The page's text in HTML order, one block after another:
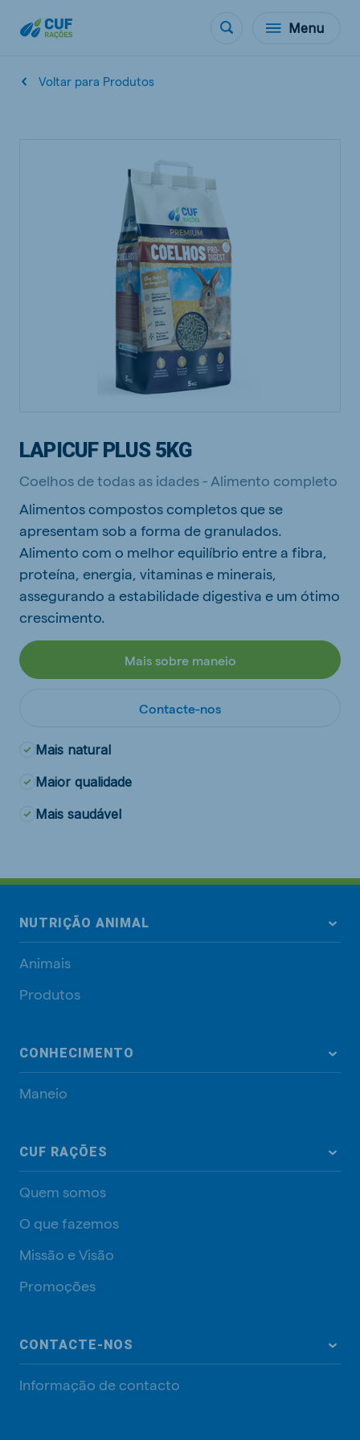
Menu
Voltar para Produtos
LAPICUF PLUS 5KG
Coelhos de todas as idades - Alimento completo
Alimentos compostos completos que se
apresentam sob a forma de granulados.
Alimento com o melhor equilíbrio entre a fibra,
proteína, energia, vitaminas e minerais,
assegurando a estabilidade digestiva e um ótimo
crescimento.
Mais sobre maneio
Contacte-nos
Mais natural
Maior qualidade
Mais saudável
NUTRIÇÃO ANIMAL
Animais
Produtos
CONHECIMENTO
Maneio
CUF RAÇÕES
Quem somos
O que fazemos
Missão e Visão
Promoções
CONTACTE-NOS
Informação de contacto